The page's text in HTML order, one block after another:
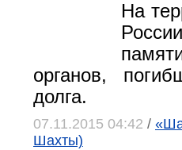
На
органов,
долга.
07.11.2015 04:42 /
Шахты)